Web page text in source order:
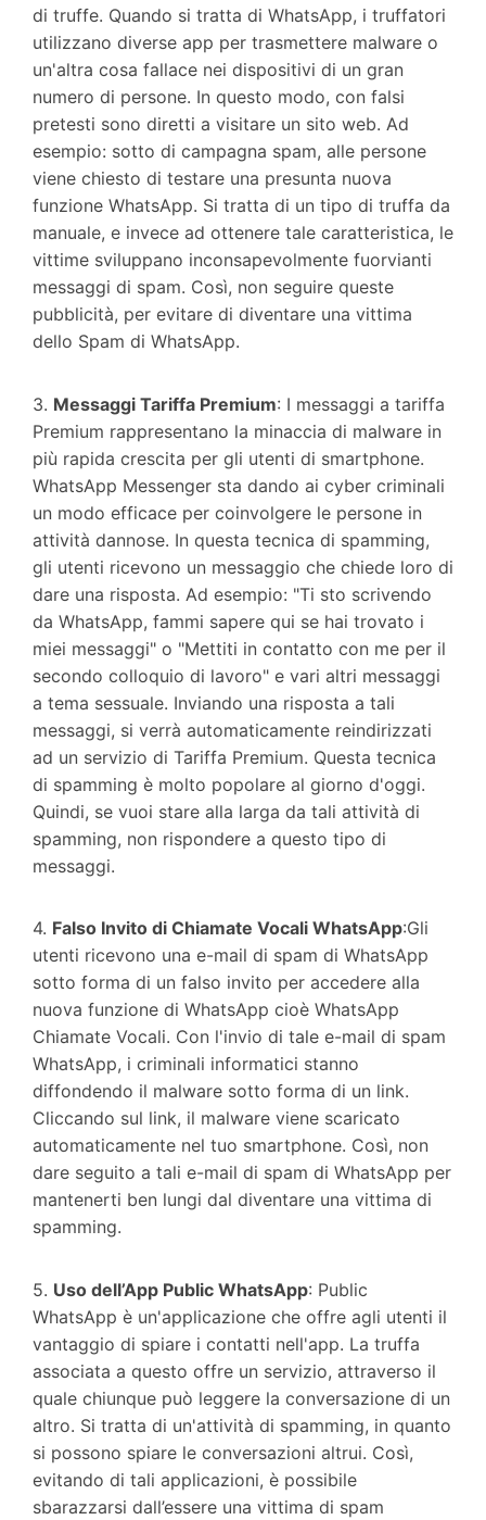
di truffe. Quando si tratta di WhatsApp, i truffatori
utilizzano diverse app per trasmettere malware o
un'altra cosa fallace nei dispositivi di un gran
numero di persone. In questo modo, con falsi
pretesti sono diretti a visitare un sito web. Ad
esempio: sotto di campagna spam, alle persone
viene chiesto di testare una presunta nuova
funzione WhatsApp. Si tratta di un tipo di truffa da
manuale, e invece ad ottenere tale caratteristica, le
vittime sviluppano inconsapevolmente fuorvianti
messaggi di spam. Così, non seguire queste
pubblicità, per evitare di diventare una vittima
dello Spam di WhatsApp.
3. Messaggi Tariffa Premium: I messaggi a tariffa
Premium rappresentano la minaccia di malware in
più rapida crescita per gli utenti di smartphone.
WhatsApp Messenger sta dando ai cyber criminali
un modo efficace per coinvolgere le persone in
attività dannose. In questa tecnica di spamming,
gli utenti ricevono un messaggio che chiede loro di
dare una risposta. Ad esempio: "Ti sto scrivendo
da WhatsApp, fammi sapere qui se hai trovato i
miei messaggi" o "Mettiti in contatto con me per il
secondo colloquio di lavoro" e vari altri messaggi
a tema sessuale. Inviando una risposta a tali
messaggi, si verrà automaticamente reindirizzati
ad un servizio di Tariffa Premium. Questa tecnica
di spamming è molto popolare al giorno d'oggi.
Quindi, se vuoi stare alla larga da tali attività di
spamming, non rispondere a questo tipo di
messaggi.
4. Falso Invito di Chiamate Vocali WhatsApp:Gli
utenti ricevono una e-mail di spam di WhatsApp
sotto forma di un falso invito per accedere alla
nuova funzione di WhatsApp cioè WhatsApp
Chiamate Vocali. Con l'invio di tale e-mail di spam
WhatsApp, i criminali informatici stanno
diffondendo il malware sotto forma di un link.
Cliccando sul link, il malware viene scaricato
automaticamente nel tuo smartphone. Così, non
dare seguito a tali e-mail di spam di WhatsApp per
mantenerti ben lungi dal diventare una vittima di
spamming.
5. Uso dell’App Public WhatsApp: Public
WhatsApp è un'applicazione che offre agli utenti il
vantaggio di spiare i contatti nell'app. La truffa
associata a questo offre un servizio, attraverso il
quale chiunque può leggere la conversazione di un
altro. Si tratta di un'attività di spamming, in quanto
si possono spiare le conversazioni altrui. Così,
evitando di tali applicazioni, è possibile
sbarazzarsi dall’essere una vittima di spam